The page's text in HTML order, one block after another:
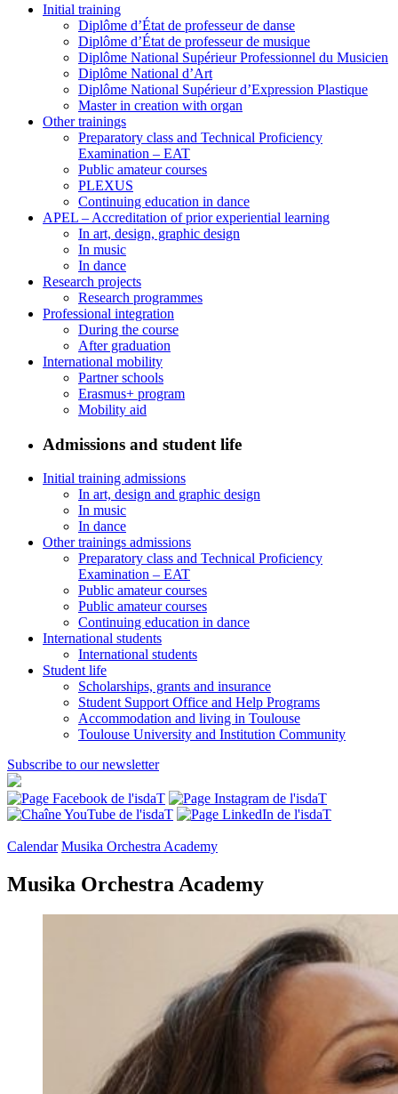
Initial training
Diplôme d’État de professeur de danse
Diplôme d’État de professeur de musique
Diplôme National Supérieur Professionnel du Musicien
Diplôme National d’Art
Diplôme National Supérieur d’Expression Plastique
Master in creation with organ
Other trainings
Preparatory class and Technical Proficiency
Examination – EAT
Public amateur courses
PLEXUS
Continuing education in dance
APEL – Accreditation of prior experiential learning
In art, design, graphic design
In music
In dance
Research projects
Research programmes
Professional integration
During the course
After graduation
International mobility
Partner schools
Erasmus+ program
Mobility aid
Admissions and student life
Initial training admissions
In art, design and graphic design
In music
In dance
Other trainings admissions
Preparatory class and Technical Proficiency
Examination – EAT
Public amateur courses
Public amateur courses
Continuing education in dance
International students
International students
Student life
Scholarships, grants and insurance
Student Support Office and Help Programs
Accommodation and living in Toulouse
Toulouse University and Institution Community
Subscribe to our newsletter
Calendar Musika Orchestra Academy
Musika Orchestra Academy